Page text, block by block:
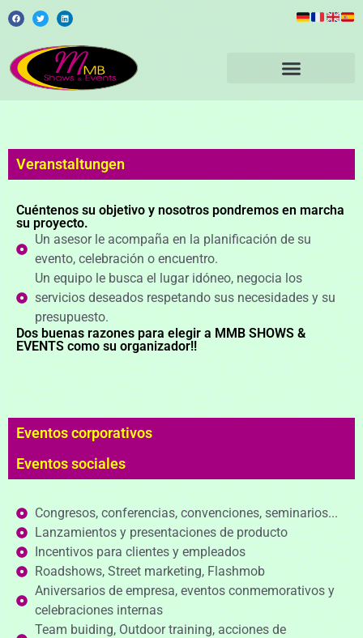
Veranstaltungen
Cuéntenos su objetivo y nosotros pondremos en marcha
su proyecto.
Un asesor le acompaña en la planificación de su
evento, celebración o encuentro.
Un equipo le busca el lugar idóneo, negocia los
servicios deseados respetando sus necesidades y su
presupuesto.
Dos buenas razones para elegir a MMB SHOWS &
EVENTS como su organizador!!
Eventos corporativos
Eventos sociales
Congresos, conferencias, convenciones, seminarios...
Lanzamientos y presentaciones de producto
Incentivos para clientes y empleados
Roadshows, Street marketing, Flashmob
Aniversarios de empresa, eventos conmemorativos y
celebraciones internas
Team buiding, Outdoor training, acciones de